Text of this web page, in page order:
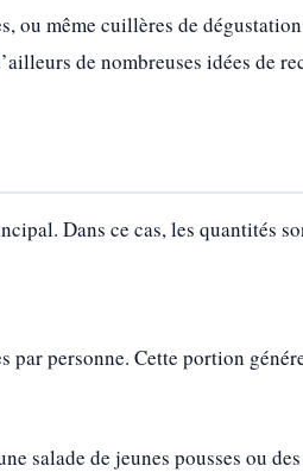
ou même cuillères de
de nombreuses idées de
Dans ce cas, les quantités
personne. Cette portion
salade de jeunes pousses ou